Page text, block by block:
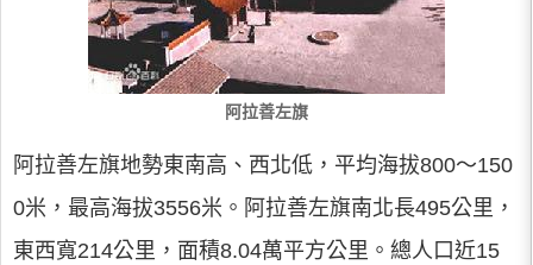
阿拉善左旗
阿拉善左旗地勢東南高、西北低，平均海拔800～150
0米，最高海拔3556米。阿拉善左旗南北長495公里，
東西寬214公里，面積8.04萬平方公里。總人口近15